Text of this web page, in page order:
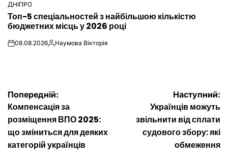
ОПУБЛІКУВАТИ
ДНІПРО
Топ-5 спеціальностей з найбільшою кількістю
бюджетних місць у 2026 році
on08.08.2026Опубліковано
Наумова Вікторія
Навігація
записів
Попередній:
Компенсація за
розміщення ВПО 2025:
що зміниться для деяких
категорій українців
Наступний:
Українців можуть
звільнити від сплати
судового збору: які
обмеження